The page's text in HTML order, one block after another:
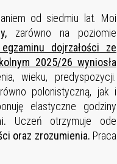
od siedmiu lat. Moi
zarówno na poziomie
dojrzałości ze
2025/26 wyniosła
wieku, predyspozycji.
polonistyczną, jak i
elastyczne godziny
Uczeń otrzymuje ode
oraz zrozumienia. Praca